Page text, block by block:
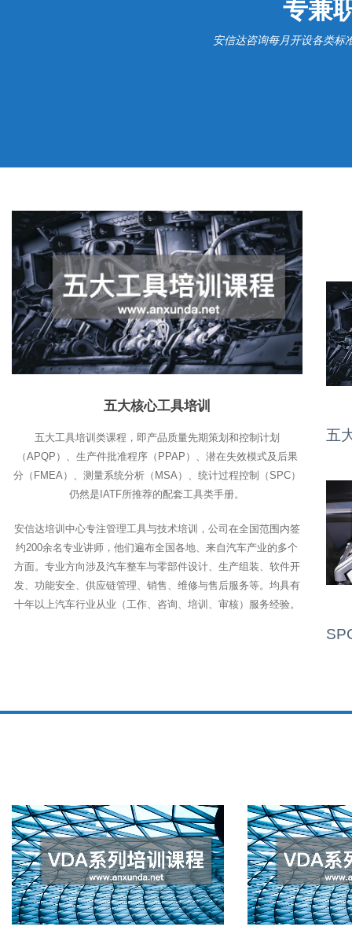
专兼
安信达咨询每月开设各类标
五大核心工具培训
五大工具培训类课程，即产品质量先期策划和控制计划
（APQP）、生产件批准程序（PPAP）、潜在失效模式及后果
分（FMEA）、测量系统分析（MSA）、统计过程控制（SPC）
仍然是IATF所推荐的配套工具类手册。
安信达培训中心专注管理工具与技术培训，公司在全国范围内签
约200余名专业讲师，他们遍布全国各地、来自汽车产业的多个
方面。专业方向涉及汽车整车与零部件设计、生产组装、软件开
发、功能安全、供应链管理、销售、维修与售后服务等。均具有
十年以上汽车行业从业（工作、咨询、培训、审核）服务经验。
五